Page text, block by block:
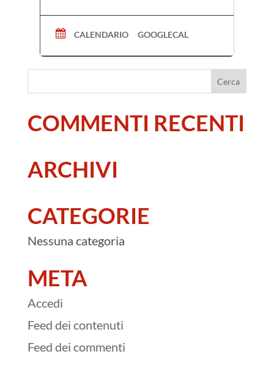
CALENDARIO GOOGLECAL
COMMENTI RECENTI
ARCHIVI
CATEGORIE
Nessuna categoria
META
Accedi
Feed dei contenuti
Feed dei commenti